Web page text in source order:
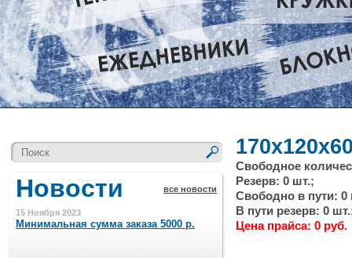
Новости все новости
15 Ноября 2023
Минимальная сумма заказа 5000 р.
Свободное
Резерв: 0 шт.;
Свободно в пути: 0
В пути резерв: 0
Цена прайса: 0 руб.